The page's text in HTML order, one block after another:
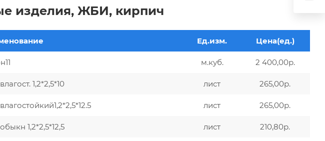
изделия, ЖБИ, кирпич
Ед.изм. Цена(ед.)
м.куб. 2 400,00р.
1,2*2,5*10 лист 265,00р.
лист 265,00р.
1,2*2,5*12,5 лист 210,80р.